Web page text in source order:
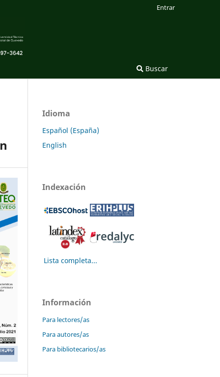
Buscar
Entrar
Idioma
Español (España)
English
Indexación
Lista completa...
Información
Para lectores/as
Para autores/as
Para bibliotecarios/as